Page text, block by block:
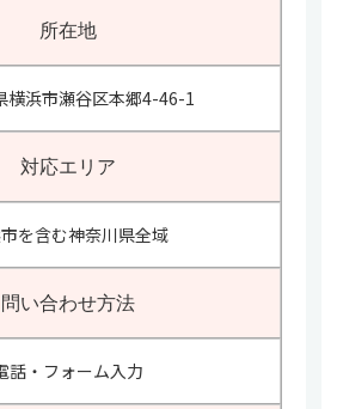
所在地
横浜市瀬谷区本郷4-46-1
対応エリア
を含む神奈川県全域
問い合わせ方法
話・フォーム入力